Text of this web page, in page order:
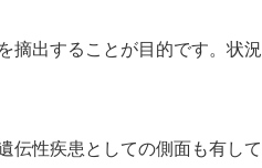
摘出することが目的です。状
伝性疾患としての側面も有し